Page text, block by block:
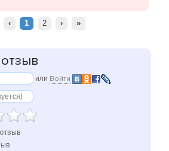
‹ 1 2 › »
или Войти